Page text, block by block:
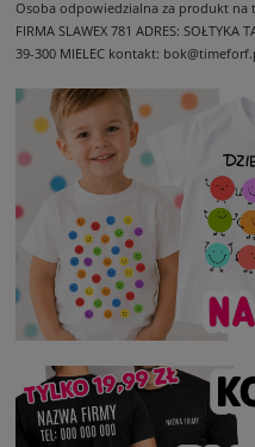
Osoba odpowiedzialna za produkt na
FIRMA SLAWEX 781 ADRES: SOŁTYKA
39-300 MIELEC kontakt: